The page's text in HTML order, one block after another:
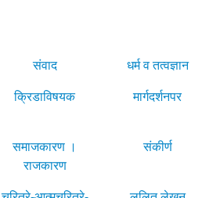
संवाद
धर्म व तत्वज्ञान
क्रिडाविषयक मार्गदर्शनपर
समाजकारण ।
राजकारण
संकीर्ण